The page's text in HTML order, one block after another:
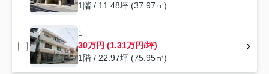
1階 / 11.48坪 (37.97㎡)
1
30万円 (1.31万円/坪)
1階 / 22.97坪 (75.95㎡)